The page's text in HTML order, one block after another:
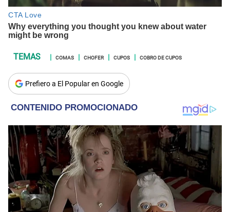
COMAS CHOFER CUPOS COBRO DE CUPOS
Prefiero a El Popular en Google